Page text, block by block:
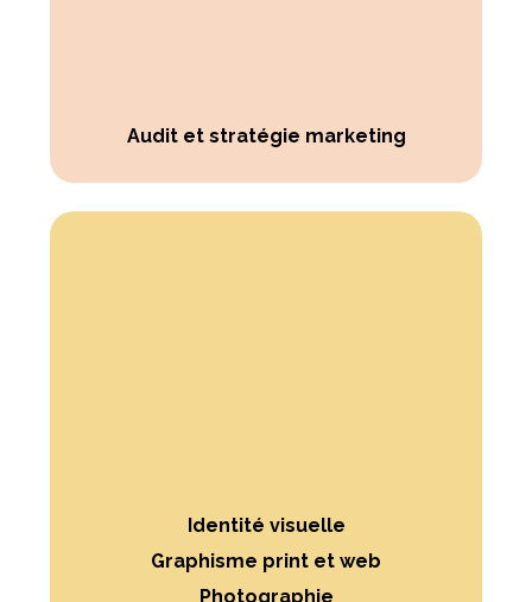
Audit et stratégie marketing
Identité visuelle
Graphisme print et web
Photographie